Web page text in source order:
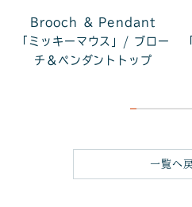
Brooch ＆ Pendant
「ミッキーマウス」/ ブロー
チ＆ペンダントトップ
一覧へ